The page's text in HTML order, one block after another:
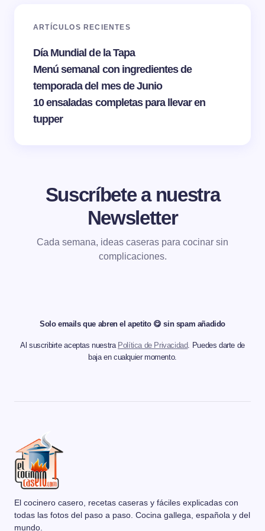
ARTÍCULOS RECIENTES
Día Mundial de la Tapa
Menú semanal con ingredientes de
temporada del mes de Junio
10 ensaladas completas para llevar en
tupper
Suscríbete a nuestra
Newsletter
Cada semana, ideas caseras para cocinar sin
complicaciones.
Solo emails que abren el apetito 😋 sin spam añadido
Al suscribirte aceptas nuestra Política de Privacidad. Puedes darte de
baja en cualquier momento.
El cocinero casero, recetas caseras y fáciles explicadas con
todas las fotos del paso a paso. Cocina gallega, española y del
mundo.